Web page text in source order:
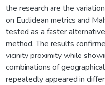
the research are the
on Euclidean metrics and
tested as a faster
method. The results
vicinity proximity while
combinations of
repeatedly appeared in